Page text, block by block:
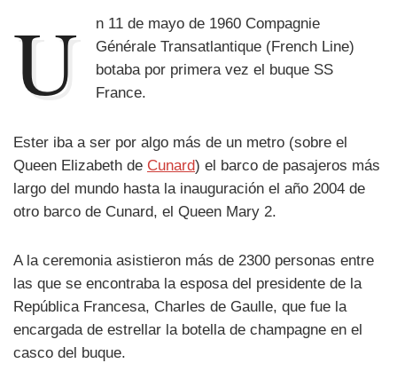
U
n 11 de mayo de 1960 Compagnie
Générale Transatlantique (French Line)
botaba por primera vez el buque SS
France.
Ester iba a ser por algo más de un metro (sobre el
Queen Elizabeth de Cunard) el barco de pasajeros más
largo del mundo hasta la inauguración el año 2004 de
otro barco de Cunard, el Queen Mary 2.
A la ceremonia asistieron más de 2300 personas entre
las que se encontraba la esposa del presidente de la
República Francesa, Charles de Gaulle, que fue la
encargada de estrellar la botella de champagne en el
casco del buque.